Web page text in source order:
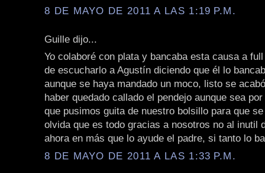
8 DE MAYO DE 2011 A LAS 1:19 P.M.
Guille dijo...
Yo colaboré con plata y bancaba esta causa a
de escucharlo a Agustín diciendo que él lo
aunque se haya mandado un moco, listo se
haber quedado callado el pendejo aunque sea
que pusimos guita de nuestro bolsillo para que
olvida que es todo gracias a nosotros no al inutil
ahora en más que lo ayude el padre, si tanto lo
8 DE MAYO DE 2011 A LAS 1:33 P.M.